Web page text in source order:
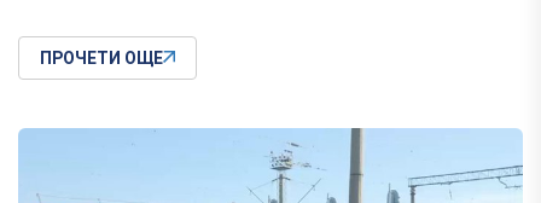
ПРОЧЕТИ ОЩЕ